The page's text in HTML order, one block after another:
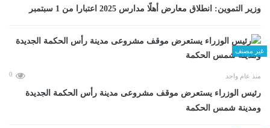
وزير التموين: انطلاق معارض أهلًا مدارس 2025 اعتبارا من 1 سبتمبر
غير مصنف
منذ عام واحد 0
رئيس الوزراء يستعرض موقف مشروعى مدينة رأس الحكمة الجديدة
ومدينة شمس الحكمة